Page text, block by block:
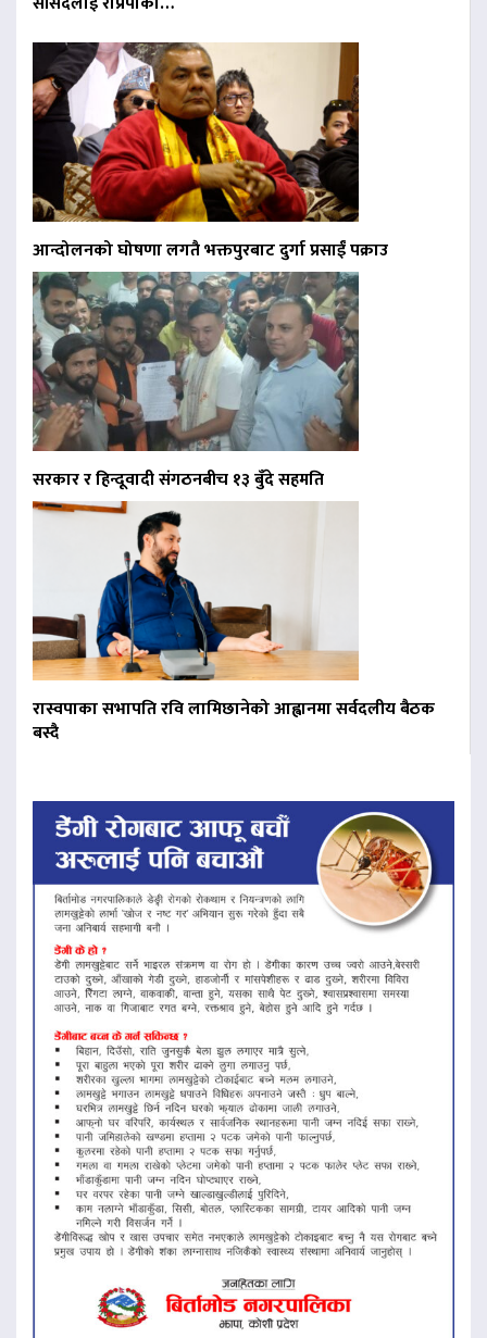
आन्दोलनको घोषणा लगतै भक्तपुरबाट दुर्गा प्रसाईं पक्राउ
सरकार र हिन्दूवादी संगठनबीच १३ बुँदे सहमति
रास्वपाका सभापति रवि लामिछानेको आह्वानमा सर्वदलीय बैठक
बस्दै